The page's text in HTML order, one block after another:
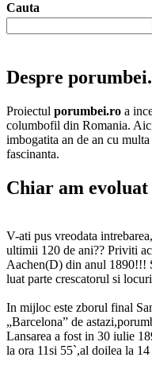
Cauta
Despre
Proiectul porumbei.ro a
columbofil din Romania.
imbogatita an de an cu multa
fascinanta.
Chiar am
V-ati pus vreodata
ultimii 120 de ani?? Priviti
Aachen(D) din anul 1890!!!
luat parte crescatorul si
In mijloc este zborul final
„Barcelona” de
Lansarea a fost in 30 iulie
la ora 11si 55`,al doilea la